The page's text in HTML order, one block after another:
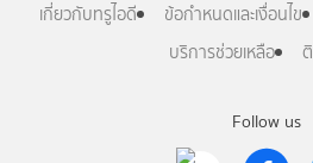
Follow us
เกี่ยวกับทรูไอดี ข้อกำหนดและเงื่อนไข
บริการช่วยเหลือ